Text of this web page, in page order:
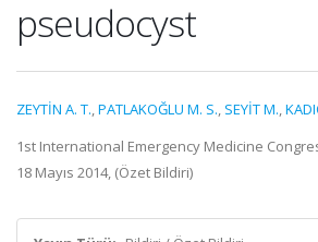
pseudocyst
ZEYTİN A. T.,PATLAKOĞLU M. S., SEYİT M.,
1st International Emergency Medicine
18 Mayıs 2014, (Özet Bildiri)